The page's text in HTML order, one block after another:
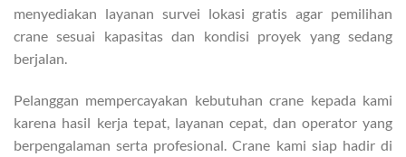
menyediakan layanan survei lokasi gratis agar pemilihan
crane sesuai kapasitas dan kondisi proyek yang sedang
berjalan.
Pelanggan mempercayakan kebutuhan crane kepada kami
karena hasil kerja tepat, layanan cepat, dan operator yang
berpengalaman serta profesional. Crane kami siap hadir di